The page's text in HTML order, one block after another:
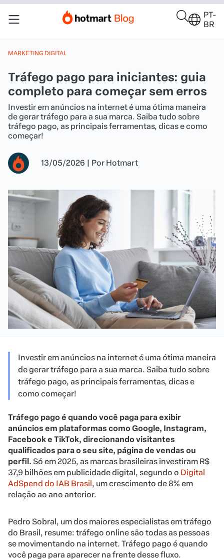
PT-
BR
MARKETING DIGITAL
Tráfego pago para iniciantes: guia
completo para começar sem erros
Investir em anúncios na internet é uma ótima maneira
de gerar tráfego para a sua marca. Saiba tudo sobre
tráfego pago, as principais ferramentas, dicas e como
começar!
13/05/2026 | Por Hotmart
Investir em anúncios na internet é uma ótima maneira
de gerar tráfego para a sua marca. Saiba tudo sobre
tráfego pago, as principais ferramentas, dicas e
como começar!
Tráfego pago é quando você paga para exibir
anúncios em plataformas como Google, Instagram,
Facebook e TikTok, direcionando visitantes
qualificados para o seu site, página de vendas ou
perfil. Só em 2025, as marcas brasileiras investiram R$
37,9 bilhões em publicidade digital, segundo o Digital
AdSpend do IAB Brasil , um crescimento de 8% em
relação ao ano anterior.
Pedro Sobral, um dos maiores especialistas em tráfego
do Brasil, resume: tráfego online são todas as pessoas
se movimentando na internet. Tráfego pago é quando
você paga para aparecer na frente desse fluxo.